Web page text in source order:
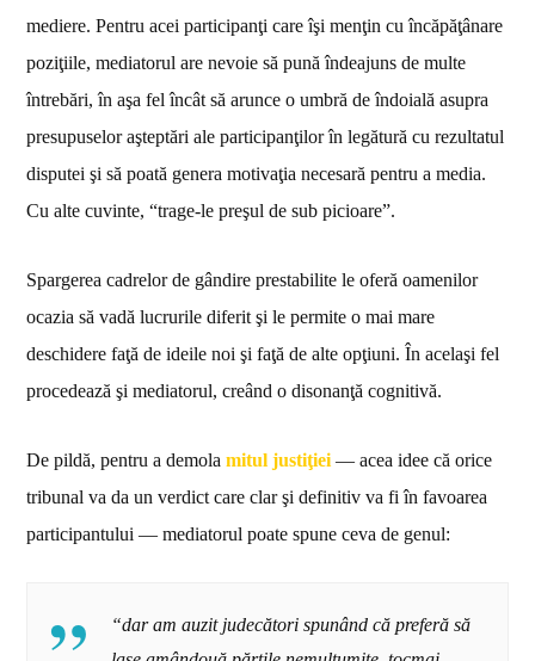
mediere. Pentru acei participanţi care îşi menţin cu încăpăţânare
poziţiile, mediatorul are nevoie să pună îndeajuns de multe
întrebări, în aşa fel încât să arunce o umbră de îndoială asupra
presupuselor aşteptări ale participanţilor în legătură cu rezultatul
disputei şi să poată genera motivaţia necesară pentru a media.
Cu alte cuvinte, “trage-le preşul de sub picioare”.
Spargerea cadrelor de gândire prestabilite le oferă oamenilor
ocazia să vadă lucrurile diferit şi le permite o mai mare
deschidere faţă de ideile noi şi faţă de alte opţiuni. În acelaşi fel
procedează şi mediatorul, creând o disonanţă cognitivă.
De pildă, pentru a demolamitul justiţiei — acea idee că orice
tribunal va da un verdict care clar şi definitiv va fi în favoarea
participantului — mediatorul poate spune ceva de genul:
“dar am auzit judecători spunând că preferă să